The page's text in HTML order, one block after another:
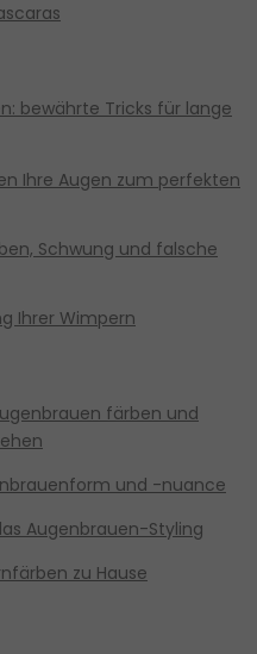
bewährte Tricks für lange
Ihre Augen zum perfekten
Schwung und falsche
Ihrer Wimpern
färben und
und -nuance
Augenbrauen-Styling
zu Hause